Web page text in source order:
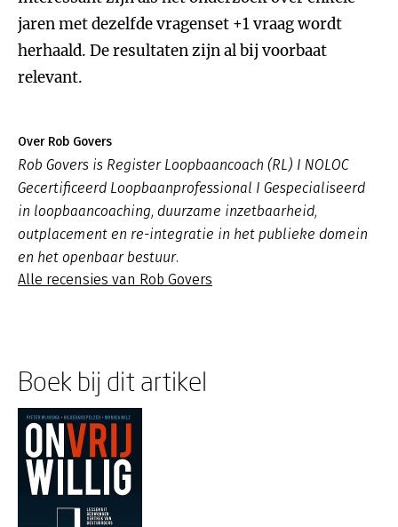
jaren met dezelfde vragenset +1 vraag wordt
herhaald. De resultaten zijn al bij voorbaat
relevant.
Over Rob Govers
Rob Govers is Register Loopbaancoach (RL) I NOLOC
Gecertificeerd Loopbaanprofessional I Gespecialiseerd
in loopbaancoaching, duurzame inzetbaarheid,
outplacement en re-integratie in het publieke domein
en het openbaar bestuur.
Alle recensies van Rob Govers
Boek bij dit artikel